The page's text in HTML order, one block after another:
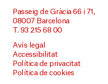
Passeig de Gràcia 66 i 71,
08007 Barcelona
T. 93 215 68 00
Avís legal
Accessibilitat
Política de privacitat
Política de cookies